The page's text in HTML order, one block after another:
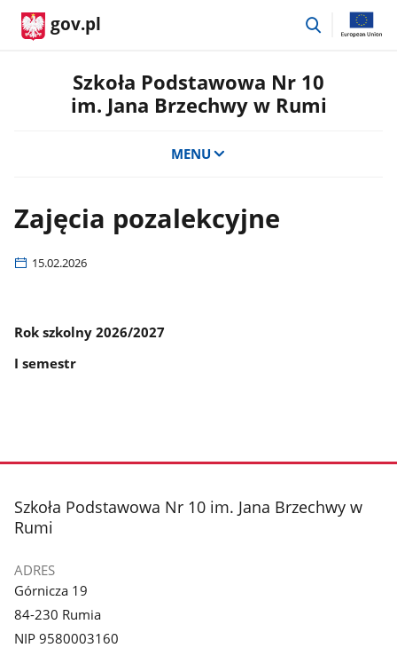
gov.pl
przejdź
Szkoła Podstawowa Nr 10
im. Jana Brzechwy w Rumi
MENU
Zajęcia pozalekcyjne
15.02.2026
Rok szkolny 2026/2027
I semestr
stopka
Szkoła Podstawowa Nr 10 im. Jana Brzechwy w
Rumi
ADRES
Górnicza 19
84-230 Rumia
NIP 9580003160